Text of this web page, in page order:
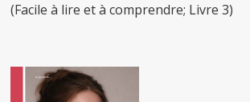
(Facile à lire et à comprendre; Livre 3)